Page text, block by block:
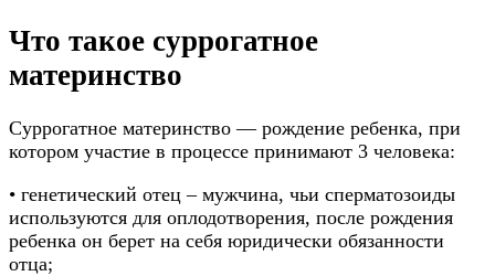
Что такое суррогатное
материнство
Суррогатное материнство — рождение ребенка, при
котором участие в процессе принимают 3 человека:
• генетический отец – мужчина, чьи сперматозоиды
используются для оплодотворения, после рождения
ребенка он берет на себя юридически обязанности
отца;